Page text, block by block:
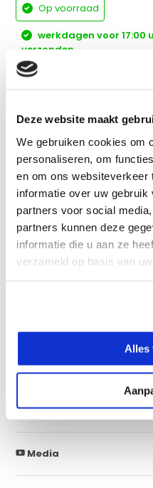
Deze website maakt
We gebruiken cookies om
personaliseren, om
en om ons websiteverkeer
informatie over uw
partners voor social
partners kunnen deze
informatie die u aan ze
verzameld op basis van
Alles
Op voorraad
werkdagen voor 17:00
verzonden
Extra Batterijen:
Complete set
Robuust & Compact
Nauwkeurige laser
Geen lijnselectie
Vergelijk
Eigenschappen
Specificaties
Media